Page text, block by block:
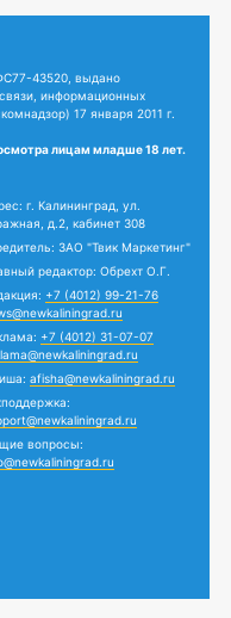
43520, выдано
информационных
17 января 2011 г.
лицам младше 18 лет.
г. Калининград, ул.
д.2, кабинет 308
ЗАО "Твик Маркетинг"
редактор: Обрехт О.Г.
+7 (4012) 99-21-76
+7 (4012) 31-07-07
afisha@newkaliningrad.ru
вопросы: